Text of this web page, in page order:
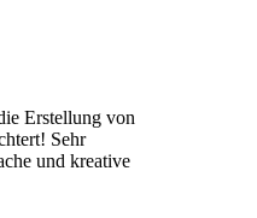
Erstellung von
Sehr
und kreative